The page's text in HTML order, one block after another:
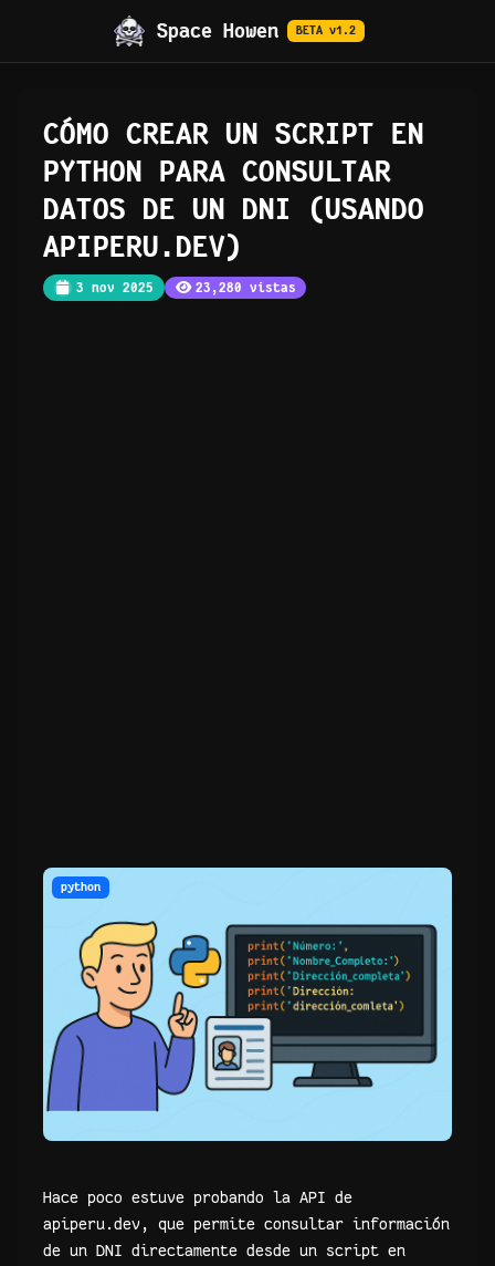
Space Howen BETA v1.2
CÓMO CREAR UN SCRIPT EN
PYTHON PARA CONSULTAR
DATOS DE UN DNI (USANDO
APIPERU.DEV)
3 nov 2025 23,280 vistas
python
Hace poco estuve probando la API de
apiperu.dev, que permite consultar información
de un DNI directamente desde un script en